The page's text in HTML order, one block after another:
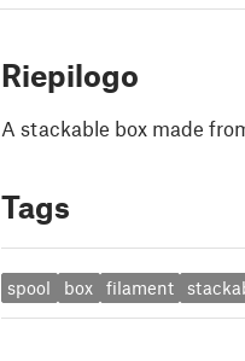
Riepilogo
A stackable box made
Tags
spool box filament